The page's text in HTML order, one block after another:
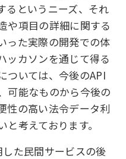
るというニーズ、それ
や項目の詳細に関する
った実際の開発での体
ッカソンを通じて得る
ついては、今後のAPI
可能なものから今後の
性の高い法令データ利
考えております。
た民間サービスの後